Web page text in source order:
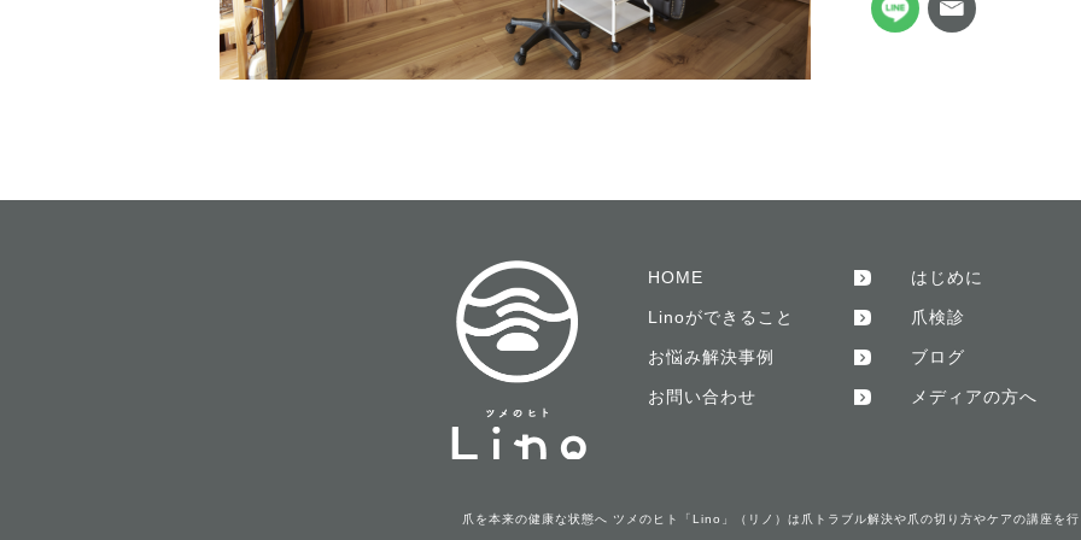
HOME はじめに
Linoができること 爪検診
お悩み解決事例 ブログ
お問い合わせ メディアの方へ
爪を本来の健康な状態へ ツメのヒト「Lino」（リノ）は爪トラブル解決や爪の切り方やケアの講座を行